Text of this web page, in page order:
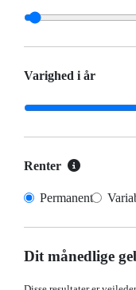
Varighed i år
Renter
Permanent
Dit månedlige